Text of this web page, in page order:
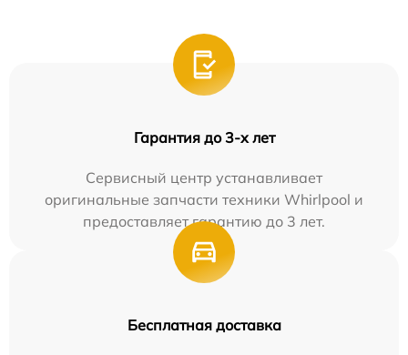
Гарантия до 3-х лет
Сервисный центр устанавливает
оригинальные запчасти техники Whirlpool и
предоставляет гарантию до 3 лет.
Бесплатная доставка